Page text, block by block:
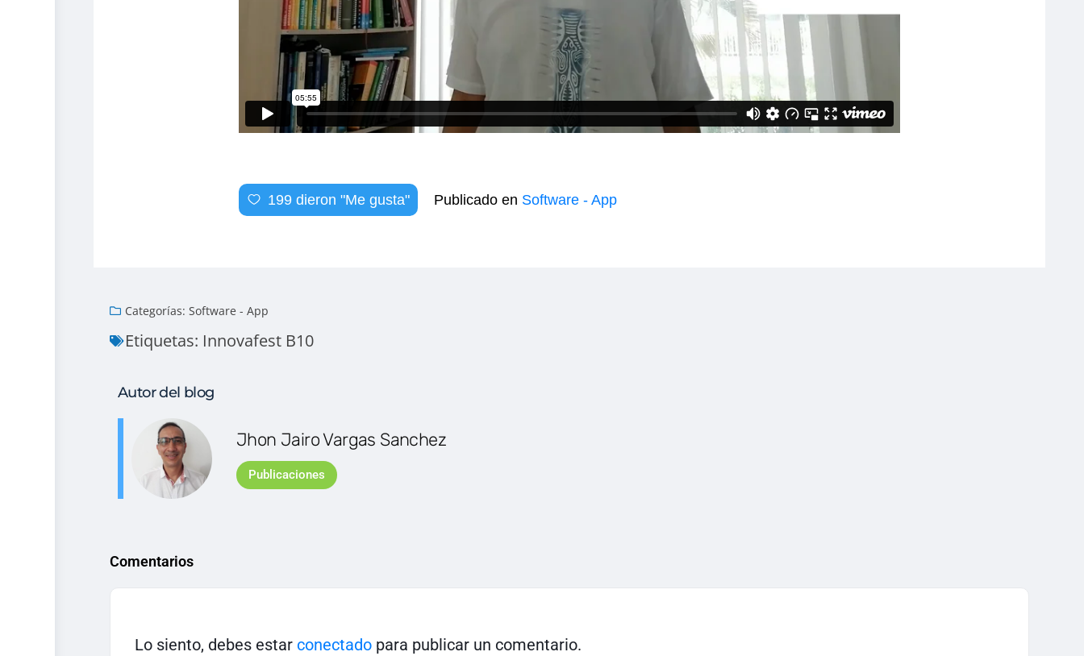
199 dieron "Me gusta" Publicado en Software - App
Categorías: Software - App
Etiquetas: Innovafest B10
Autor del blog
Jhon Jairo Vargas Sanchez
Publicaciones
Comentarios
Lo siento, debes estar conectado para publicar un comentario.